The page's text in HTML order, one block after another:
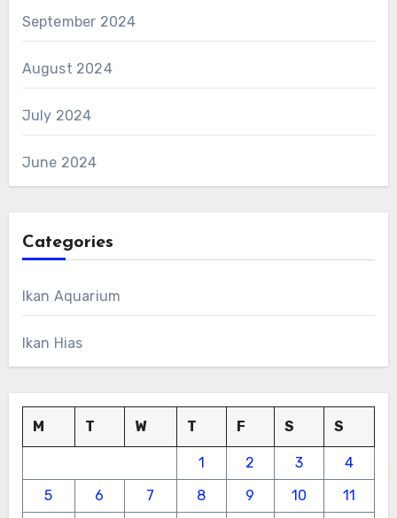
September 2024
August 2024
July 2024
June 2024
Categories
Ikan Aquarium
Ikan Hias
M T W T F S S
1 2 3
4
5
6 7 8 9 10
11